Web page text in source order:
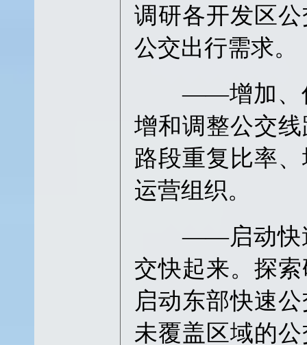
调研各开发区
公交出行需求。
——增加、优
增和调整公交
路段重复比率
运营组织。
——启动快速
交快起来。探
启动东部快速
未覆盖区域的